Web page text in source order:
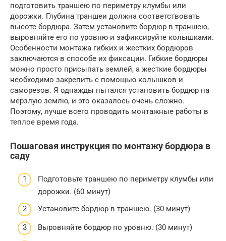
подготовить траншею по периметру клумбы или
дорожки. Глубина траншеи должна соответствовать
высоте бордюра. Затем установите бордюр в траншею,
выровняйте его по уровню и зафиксируйте колышками.
Особенности монтажа гибких и жестких бордюров
заключаются в способе их фиксации. Гибкие бордюры
можно просто присыпать землей, а жесткие бордюры
необходимо закрепить с помощью колышков и
саморезов. Я однажды пытался установить бордюр на
мерзлую землю, и это оказалось очень сложно.
Поэтому, лучше всего проводить монтажные работы в
теплое время года.
Пошаговая инструкция по монтажу бордюра в
саду
Подготовьте траншею по периметру клумбы или
дорожки. (60 минут)
Установите бордюр в траншею. (30 минут)
Выровняйте бордюр по уровню. (30 минут)